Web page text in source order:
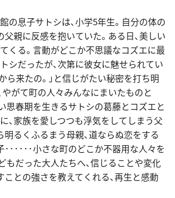
の息子サトシは、小学5年生。自分の体の
父親に反感を抱いていた。ある日、美しい
くる。言動がどこか不思議なコズエに最
シだったが、次第に彼女に魅せられてい
ら来たの。」と信じがたい秘密を打ち明
やがて町の人々みんなにまいたものと
思春期を生きるサトシの葛藤とコズエと
、家族を愛しつつも浮気をしてしまう父
明るくふるまう母親、道ならぬ恋をする
･･････小さな町のどこか不器用な人々を
もだった大人たちへ、信じることや変化
ことの強さを教えてくれる、再生と感動